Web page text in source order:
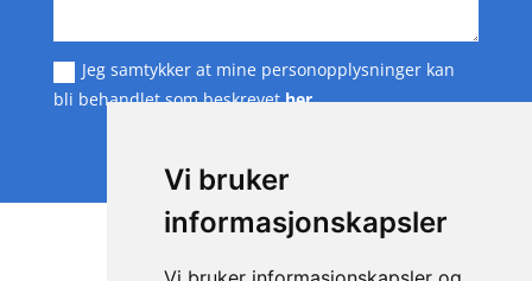
Vi bruker
informasjonskapsler
Jeg samtykker at mine personopplysninger kan
bli behandlet som beskrevether